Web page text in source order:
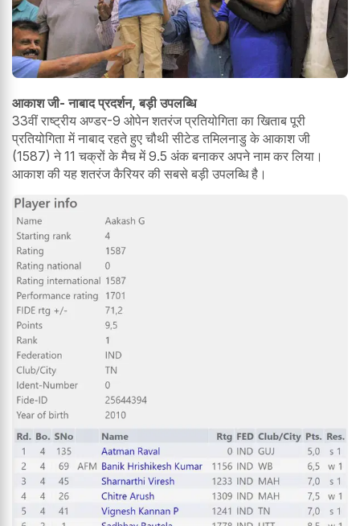
आकाश जी- नाबाद प्रदर्शन, बड़ी उपलब्धि
33वीं राष्ट्रीय अण्डर-9 ओपेन शतरंज प्रतियोगिता का खिताब पूरी
प्रतियोगिता में नाबाद रहते हुए चौथी सीटेड तमिलनाडु के आकाश जी
(1587) ने 11 चक्रों के मैच में 9.5 अंक बनाकर अपने नाम कर लिया।
आकाश की यह शतरंज कैरियर की सबसे बड़ी उपलब्धि है।